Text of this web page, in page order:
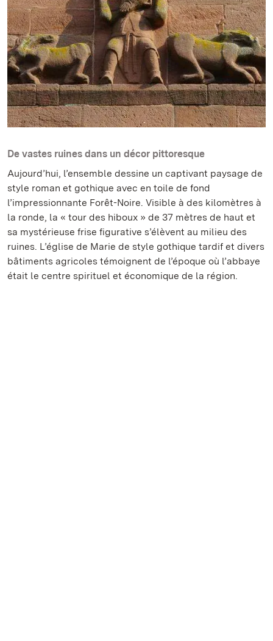
De vastes ruines dans un décor pittoresque
Aujourd’hui, l’ensemble dessine un captivant paysage de
style roman et gothique avec en toile de fond
l’impressionnante Forêt-Noire. Visible à des kilomètres à
la ronde, la « tour des hiboux » de 37 mètres de haut et
sa mystérieuse frise figurative s’élèvent au milieu des
ruines. L’église de Marie de style gothique tardif et divers
bâtiments agricoles témoignent de l’époque où l’abbaye
était le centre spirituel et économique de la région.